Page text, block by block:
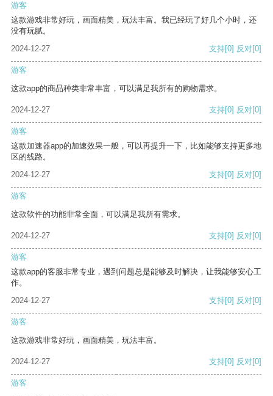
游客
这款游戏非常好玩，画面精美，玩法丰富。我已经玩了好几个小时，还
没有玩腻。
2024-12-27
支持[0] 反对[0]
游客
这款app的商品种类非常丰富，可以满足我所有的购物需求。
2024-12-27 支持[0] 反对[0]
游客
这款加速器app的加速效果一般，可以再提升一下，比如能够支持更多地
区的线路。
2024-12-27
支持[0] 反对[0]
游客
这款软件的功能非常全面，可以满足我所有需求。
2024-12-27 支持[0] 反对[0]
游客
这款app的客服非常专业，遇到问题总是能够及时解决，让我能够安心工
作。
2024-12-27
支持[0] 反对[0]
游客
这款游戏非常好玩，画面精美，玩法丰富。
2024-12-27 支持[0] 反对[0]
游客